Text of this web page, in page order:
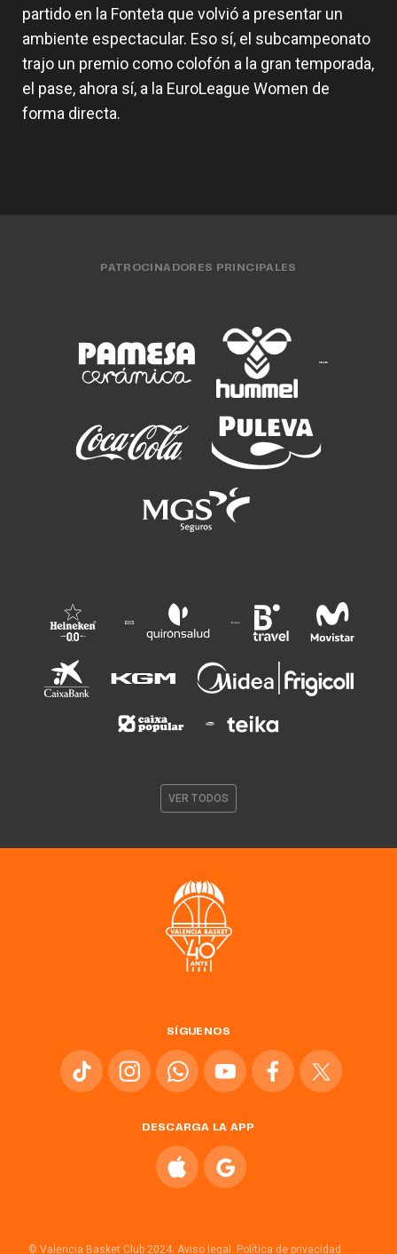
partido en la Fonteta que volvió a presentar un
ambiente espectacular. Eso sí, el subcampeonato
trajo un premio como colofón a la gran temporada,
el pase, ahora sí, a la EuroLeague Women de
forma directa.
PATROCINADORES PRINCIPALES
VER TODOS
SÍGUENOS
DESCARGA LA APP
© Valencia Basket Club 2024. Aviso legal. Política de privacidad.